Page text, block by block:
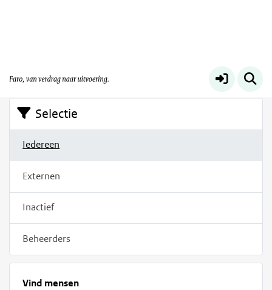
Selectie
Iedereen
Externen
Inactief
Beheerders
Vind mensen